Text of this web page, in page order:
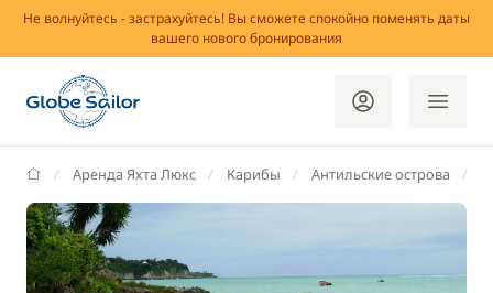
Не волнуйтесь - застрахуйтесь! Вы сможете спокойно поменять даты
вашего нового бронирования
GlobeSailor
Аренда Яхта Люкс Карибы Антильские острова